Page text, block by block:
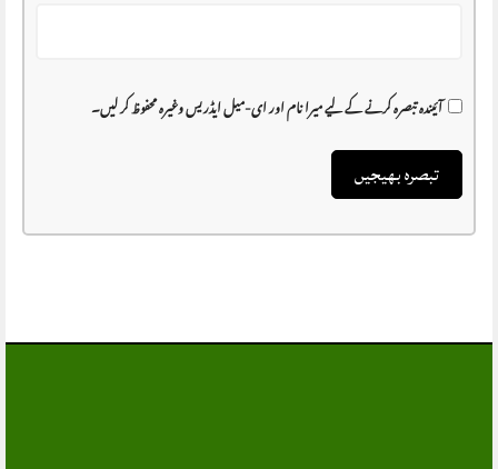
آئیندہ تبصرہ کرنے کے لیے میرا نام اور ای-میل ایڈریس وغیرہ محفوظ کر لیں۔